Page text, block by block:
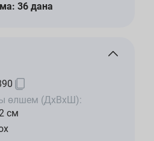
36 дана
өлшем (ДхВхШ):
см